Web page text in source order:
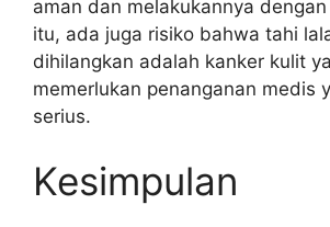
aman dan melakukannya
itu, ada juga risiko bahwa tahi
dihilangkan adalah kanker kulit
memerlukan penanganan medis
serius.
Kesimpulan